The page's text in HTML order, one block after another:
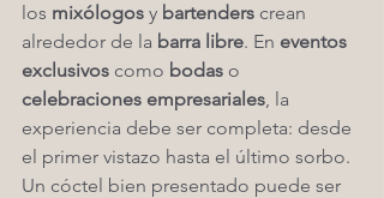
los mixólogos y bartenders crean
alrededor de la barra libre. En eventos
exclusivos como bodas o
celebraciones empresariales, la
experiencia debe ser completa: desde
el primer vistazo hasta el último sorbo.
Un cóctel bien presentado puede ser